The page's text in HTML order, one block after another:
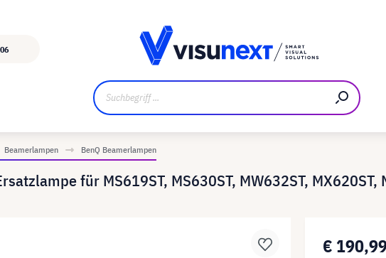
Beamerlampen BenQ Beamerlampen
für MS619ST, MS630ST, MW632ST, MX620ST,
€